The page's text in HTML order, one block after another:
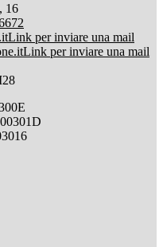
16
Link per inviare una mail
Link per inviare una mail